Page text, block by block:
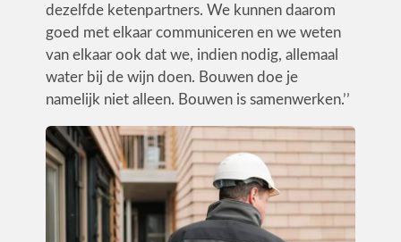
dezelfde ketenpartners. We kunnen daarom
goed met elkaar communiceren en we weten
van elkaar ook dat we, indien nodig, allemaal
water bij de wijn doen. Bouwen doe je
namelijk niet alleen. Bouwen is samenwerken.’’